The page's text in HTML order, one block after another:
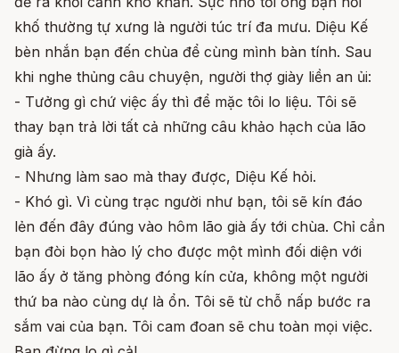
khố thường tự xưng là người túc trí đa mưu. Diệu Kế
bèn nhắn bạn đến chùa để cùng mình bàn tính. Sau
khi nghe thủng câu chuyện, người thợ giày liền an ủi:
- Tưởng gì chứ việc ấy thì để mặc tôi lo liệu. Tôi sẽ
thay bạn trả lời tất cả những câu khảo hạch của lão
già ấy.
- Nhưng làm sao mà thay được, Diệu Kế hỏi.
- Khó gì. Vì cùng trạc người như bạn, tôi sẽ kín đáo
lẻn đến đây đúng vào hôm lão già ấy tới chùa. Chỉ cần
bạn đòi bọn hào lý cho được một mình đối diện với
lão ấy ở tăng phòng đóng kín cửa, không một người
thứ ba nào cùng dự là ổn. Tôi sẽ từ chỗ nấp bước ra
sắm vai của bạn. Tôi cam đoan sẽ chu toàn mọi việc.